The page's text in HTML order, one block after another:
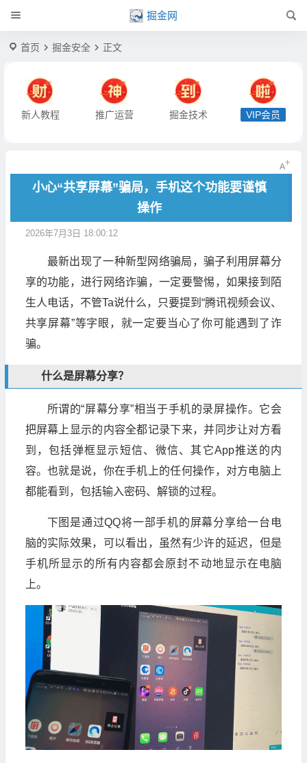
掘金网
首页 掘金安全 正文
新人教程 推广运营 掘金技术 VIP会员
小心“共享屏幕”骗局，手机这个功能要谨慎
操作
2026年7月3日 18:00:12
最新出现了一种新型网络骗局，骗子利用屏幕分
享的功能，进行网络诈骗，一定要警惕，如果接到陌
生人电话，不管Ta说什么，只要提到“腾讯视频会议、
共享屏幕”等字眼，就一定要当心了你可能遇到了诈
骗。
什么是屏幕分享？
所谓的“屏幕分享”相当于手机的录屏操作。它会
把屏幕上显示的内容全都记录下来，并同步让对方看
到，包括弹框显示短信、微信、其它App推送的内
容。也就是说，你在手机上的任何操作，对方电脑上
都能看到，包括输入密码、解锁的过程。
下图是通过QQ将一部手机的屏幕分享给一台电
脑的实际效果，可以看出，虽然有少许的延迟，但是
手机所显示的所有内容都会原封不动地显示在电脑
上。